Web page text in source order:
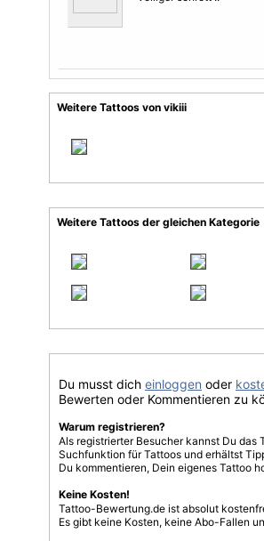
Weitere Tattoos von vikiii
Weitere Tattoos der gleichen Kategorie
Du musst dich einloggen oder
Bewerten oder Kommentieren zu
Warum registrieren?
Als registrierter Besucher kannst Du
Suchfunktion für Tattoos und erhältst
Du kommentieren, Dein eigenes Tattoo
Keine Kosten!
Tattoo-Bewertung.de ist absolut
Es gibt keine Kosten, keine Abo-Fallen